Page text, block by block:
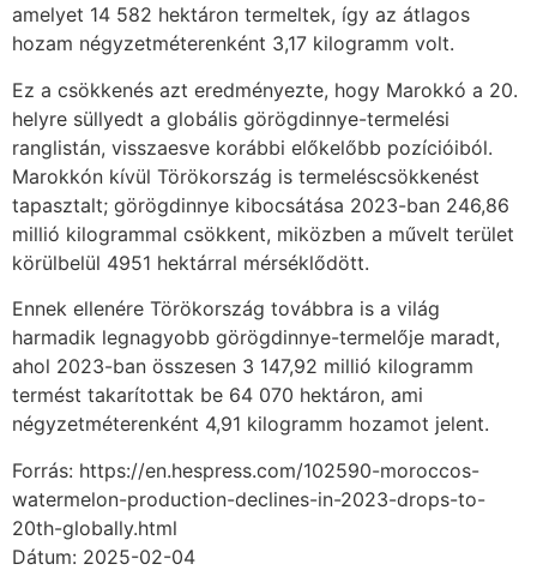
amelyet 14 582 hektáron termeltek, így az átlagos
hozam négyzetméterenként 3,17 kilogramm volt.
Ez a csökkenés azt eredményezte, hogy Marokkó a 20.
helyre süllyedt a globális görögdinnye-termelési
ranglistán, visszaesve korábbi előkelőbb pozícióiból.
Marokkón kívül Törökország is termeléscsökkenést
tapasztalt; görögdinnye kibocsátása 2023-ban 246,86
millió kilogrammal csökkent, miközben a művelt terület
körülbelül 4951 hektárral mérséklődött.
Ennek ellenére Törökország továbbra is a világ
harmadik legnagyobb görögdinnye-termelője maradt,
ahol 2023-ban összesen 3 147,92 millió kilogramm
termést takarítottak be 64 070 hektáron, ami
négyzetméterenként 4,91 kilogramm hozamot jelent.
Forrás: https://en.hespress.com/102590-moroccos-
watermelon-production-declines-in-2023-drops-to-
20th-globally.html
Dátum: 2025-02-04